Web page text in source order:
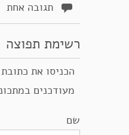
תגובה אחת
רשימת תפוצה
הכניסו את
מעודכנים
שם